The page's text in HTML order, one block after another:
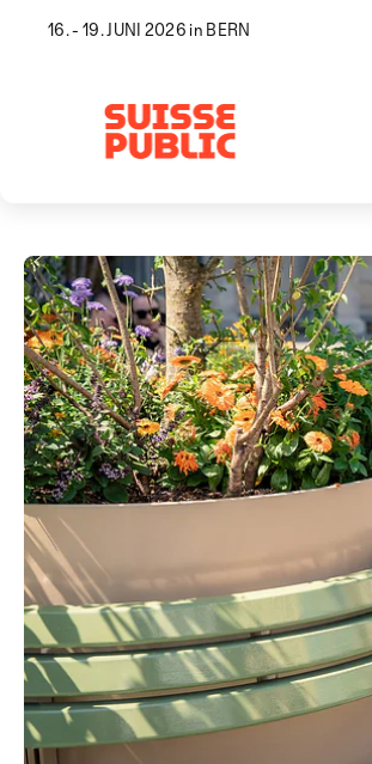
16. - 19. JUNI 2026 in BERN